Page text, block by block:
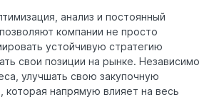
анализ и постоянный
компании не просто
устойчивую стратегию
свои позиции на рынке. Независимо
улучшать свою закупочную
которая напрямую влияет на весь